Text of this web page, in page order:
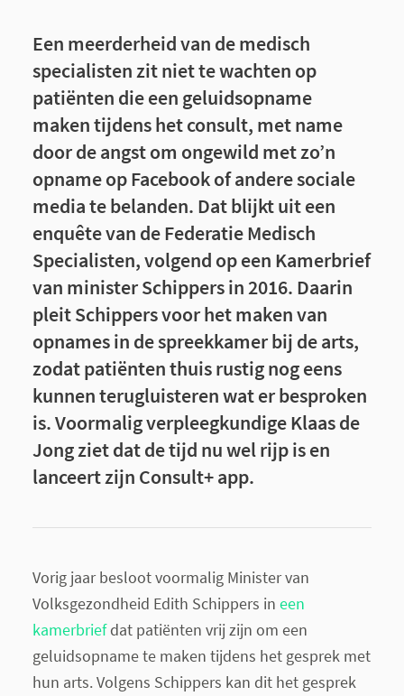
Een meerderheid van de medisch
specialisten zit niet te wachten op
patiënten die een geluidsopname
maken tijdens het consult, met name
door de angst om ongewild met zo’n
opname op Facebook of andere sociale
media te belanden. Dat blijkt uit een
enquête van de Federatie Medisch
Specialisten, volgend op een Kamerbrief
van minister Schippers in 2016. Daarin
pleit Schippers voor het maken van
opnames in de spreekkamer bij de arts,
zodat patiënten thuis rustig nog eens
kunnen terugluisteren wat er besproken
is. Voormalig verpleegkundige Klaas de
Jong ziet dat de tijd nu wel rijp is en
lanceert zijn Consult+ app.
Vorig jaar besloot voormalig Minister van
Volksgezondheid Edith Schippers in een
kamerbriefdat patiënten vrij zijn om een
geluidsopname te maken tijdens het gesprek met
hun arts. Volgens Schippers kan dit het gesprek